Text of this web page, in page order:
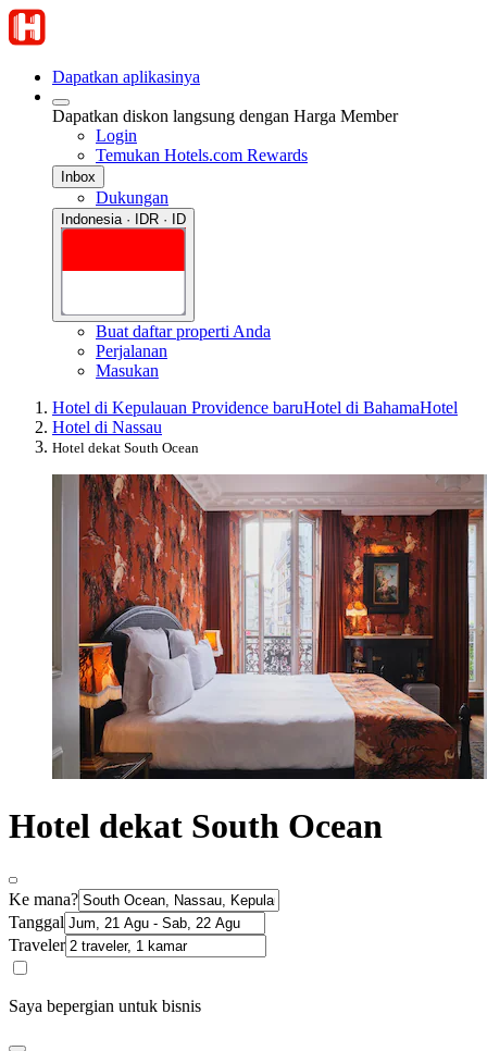
Dapatkan aplikasinya
Dapatkan diskon langsung dengan Harga Member
Login
Temukan Hotels.com Rewards
Inbox
Dukungan
Indonesia · IDR · ID
Buat daftar properti Anda
Perjalanan
Masukan
Hotel di Kepulauan Providence baruHotel di BahamaHotel
Hotel di Nassau
Hotel dekat South Ocean
Hotel dekat South Ocean
Ke mana?
Tanggal
Traveler
Saya bepergian untuk bisnis